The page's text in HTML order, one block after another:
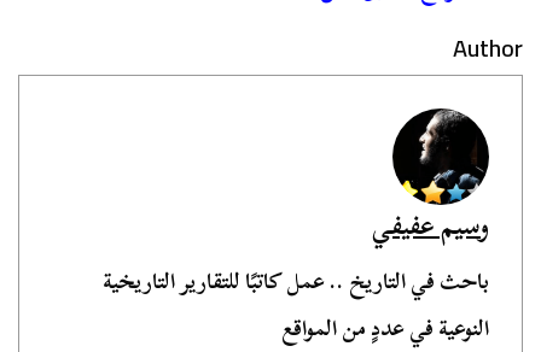
Author
وسيم عفيفي
باحث في التاريخ .. عمل كاتبًا للتقارير التاريخية
النوعية في عددٍ من المواقع